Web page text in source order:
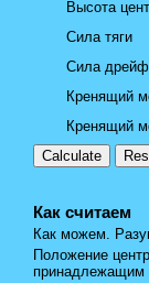
Высота
Сила тяги
Сила
Кренящий
Кренящий
Как считаем
Как можем.
Положение
принадлежащим